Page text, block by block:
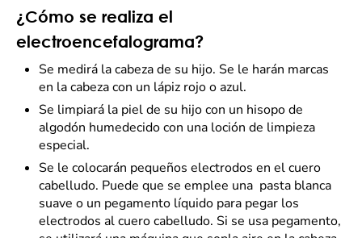
¿Cómo se realiza el
electroencefalograma?
Se medirá la cabeza de su hijo. Se le harán marcas
en la cabeza con un lápiz rojo o azul.
Se limpiará la piel de su hijo con un hisopo de
algodón humedecido con una loción de limpieza
especial.
Se le colocarán pequeños electrodos en el cuero
cabelludo. Puede que se emplee una pasta blanca
suave o un pegamento líquido para pegar los
electrodos al cuero cabelludo. Si se usa pegamento,